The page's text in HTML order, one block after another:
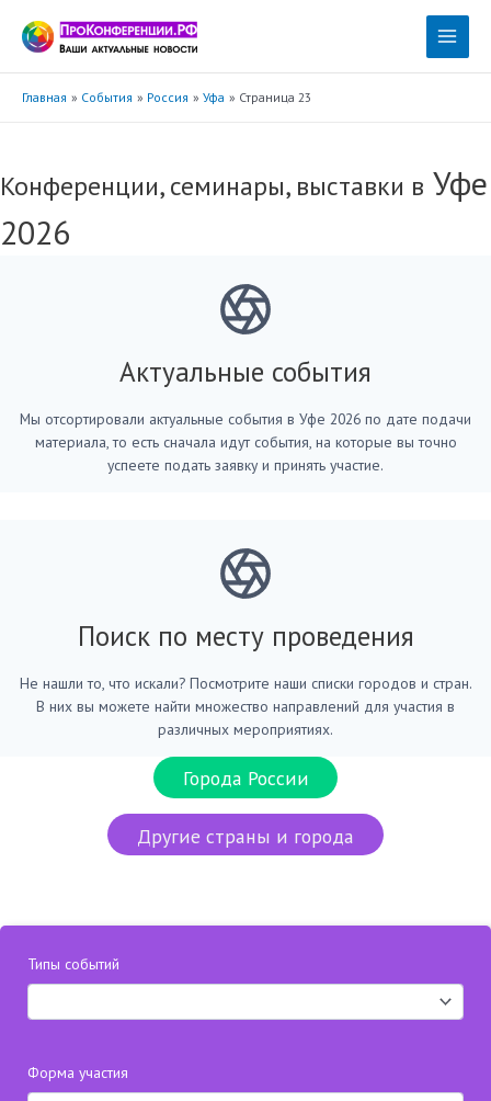
содержимому
Main
Главная События Россия Уфа Страница 23
Конференции, семинары, выставки в Уфе
2026
Актуальные события
Мы отсортировали актуальные события в Уфе 2026 по дате подачи
материала, то есть сначала идут события, на которые вы точно
успеете подать заявку и принять участие.
Поиск по месту проведения
Не нашли то, что искали? Посмотрите наши списки городов и стран.
В них вы можете найти множество направлений для участия в
различных мероприятиях.
Города России
Другие страны и города
Типы событий
Форма участия